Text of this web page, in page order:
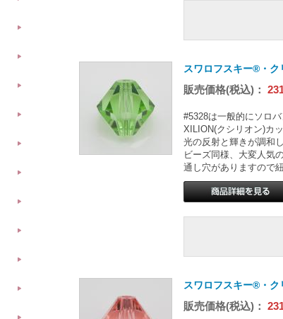
スワロフスキー®・
販売価格(税込)：
#5328は一般的にソロ
XILION(クシリオン)カ
光の反射と輝きが調和
ビーズ同様、大変人気
通し穴がありますので
スワロフスキー®・
販売価格(税込)：